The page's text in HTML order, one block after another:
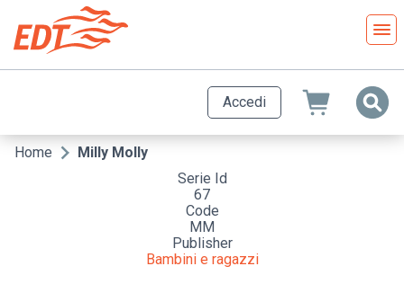
contenuto
principale
Accedi
Briciole
Home
Milly Molly
Serie Id
67
Code
MM
Publisher
Bambini e ragazzi